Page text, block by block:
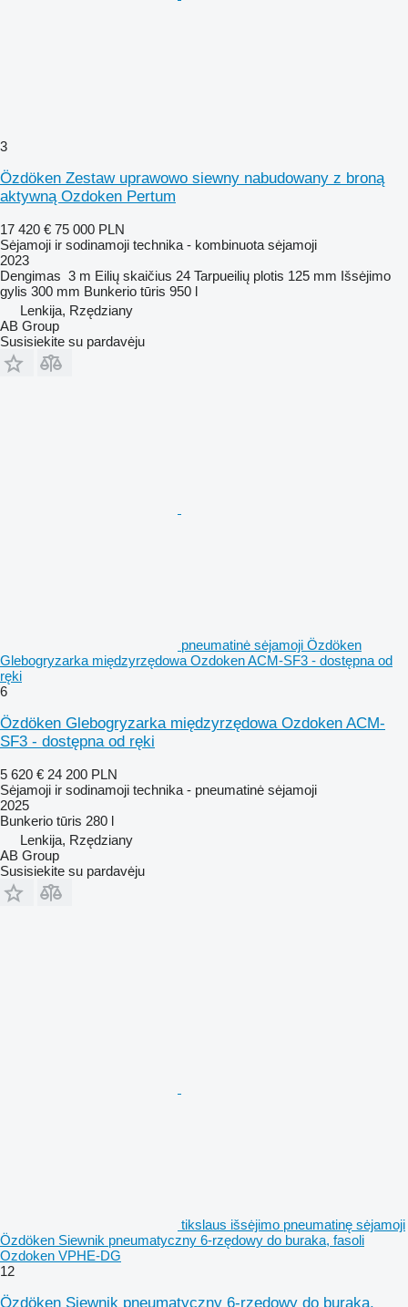
3
Özdöken Zestaw uprawowo siewny nabudowany z broną
aktywną Ozdoken Pertum
17 420 € 75 000 PLN
Sėjamoji ir sodinamoji technika - kombinuota sėjamoji
2023
Dengimas 3 m Eilių skaičius 24 Tarpueilių plotis 125 mm Išsėjimo
gylis 300 mm Bunkerio tūris 950 l
Lenkija, Rzędziany
AB Group
Susisiekite su pardavėju
pneumatinė sėjamoji Özdöken
Glebogryzarka międzyrzędowa Ozdoken ACM-SF3 - dostępna od
ręki
6
Özdöken Glebogryzarka międzyrzędowa Ozdoken ACM-
SF3 - dostępna od ręki
5 620 € 24 200 PLN
Sėjamoji ir sodinamoji technika - pneumatinė sėjamoji
2025
Bunkerio tūris 280 l
Lenkija, Rzędziany
AB Group
Susisiekite su pardavėju
tikslaus išsėjimo pneumatinę sėjamoji
Özdöken Siewnik pneumatyczny 6-rzędowy do buraka, fasoli
Ozdoken VPHE-DG
12
Özdöken Siewnik pneumatyczny 6-rzędowy do buraka,